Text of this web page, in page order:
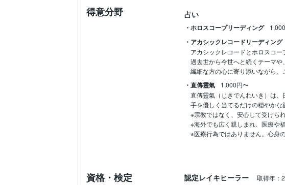
得意分野 占い
・ホロスコープリーディング
・アカシックレコードリーディング
アカシックレコードとホロスコー
過去世から今世へと続くテーマや
繊細な方の心に寄り添いながら、
・直傳靈氣
1,000円〜
直傳靈氣（じきでんれいき）は、
手を優しく当てるだけの穏やかな
※宗教ではなく、安心して受けら
※海外でも広く親しまれ、医療や
※医療行為ではありません。心身
資格・検定 認定レイキヒーラー 取得年：